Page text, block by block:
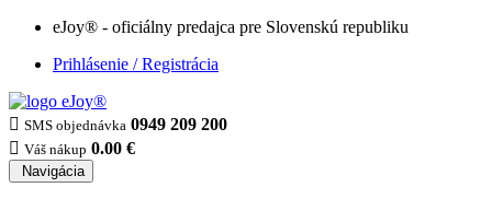
eJoy® - oficiálny predajca pre Slovenskú republiku
Prihlásenie / Registrácia
 SMS objednávka 0949 209 200
 Váš nákup 0.00 €
Navigácia